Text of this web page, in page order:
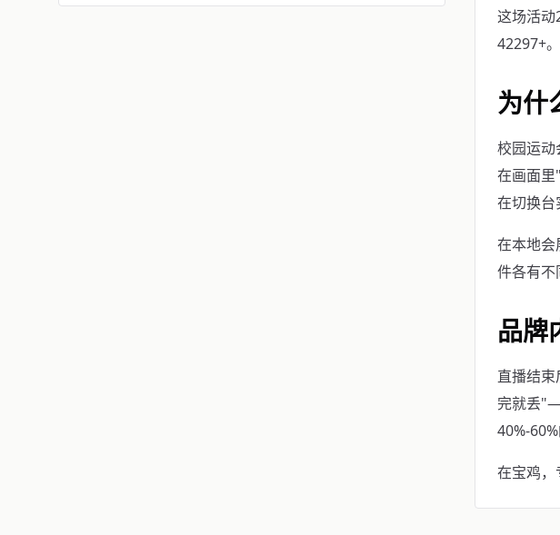
这场活
42297+。
为什
校园运
在画面
在切换台
在本地
件各有不
品牌
直播结
完就丢
40%-
在宝鸡，